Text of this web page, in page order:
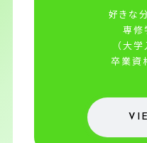
好きな
専修
（大
卒業資